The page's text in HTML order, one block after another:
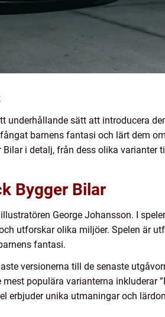
underhållande sätt att introducera
barnens fantasi och lärt dem
i detalj, från dess olika varianter
Bygger Bilar
George Johansson. I
utforskar olika miljöer. Spelen är
fantasi.
versionerna till de senaste
populära varianterna inkluderar
erbjuder unika utmaningar och